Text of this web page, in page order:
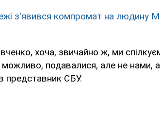
з'явився компромат на людину
хоча, звичайно ж, ми
подавалися, але не нами, а
представник СБУ.